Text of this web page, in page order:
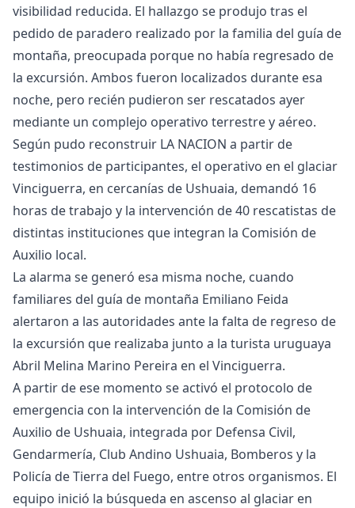
visibilidad reducida. El hallazgo se produjo tras el
pedido de paradero realizado por la familia del guía de
montaña, preocupada porque no había regresado de
la excursión. Ambos fueron localizados durante esa
noche, pero recién pudieron ser rescatados ayer
mediante un complejo operativo terrestre y aéreo.
Según pudo reconstruir LA NACION a partir de
testimonios de participantes, el operativo en el glaciar
Vinciguerra, en cercanías de Ushuaia, demandó 16
horas de trabajo y la intervención de 40 rescatistas de
distintas instituciones que integran la Comisión de
Auxilio local.
La alarma se generó esa misma noche, cuando
familiares del guía de montaña Emiliano Feida
alertaron a las autoridades ante la falta de regreso de
la excursión que realizaba junto a la turista uruguaya
Abril Melina Marino Pereira en el Vinciguerra.
A partir de ese momento se activó el protocolo de
emergencia con la intervención de la Comisión de
Auxilio de Ushuaia, integrada por Defensa Civil,
Gendarmería, Club Andino Ushuaia, Bomberos y la
Policía de Tierra del Fuego, entre otros organismos. El
equipo inició la búsqueda en ascenso al glaciar en